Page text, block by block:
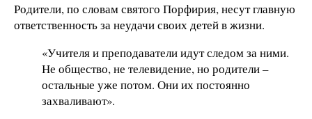
Родители, по словам святого Порфирия, несут главную
ответственность за неудачи своих детей в жизни.
«Учителя и преподаватели идут следом за ними.
Не общество, не телевидение, но родители –
остальные уже потом. Они их постоянно
захваливают».